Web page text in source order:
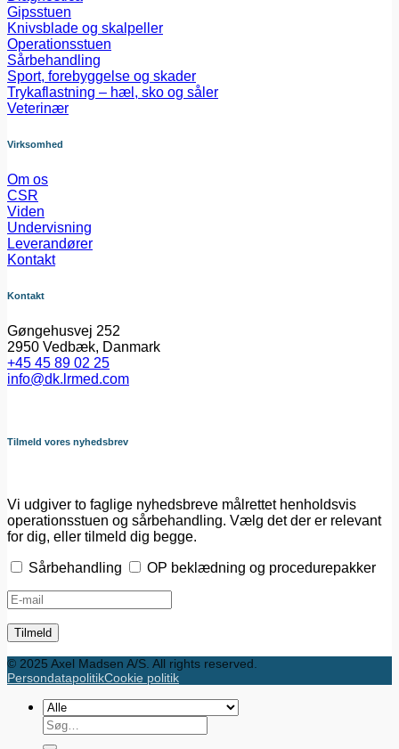
Gipsstuen
Knivsblade og skalpeller
Operationsstuen
Sårbehandling
Sport, forebyggelse og skader
Trykaflastning – hæl, sko og såler
Veterinær
Virksomhed
Om os
CSR
Viden
Undervisning
Leverandører
Kontakt
Kontakt
Gøngehusvej 252
2950 Vedbæk, Danmark
+45 45 89 02 25
info@dk.lrmed.com
Tilmeld vores nyhedsbrev
Vi udgiver to faglige nyhedsbreve målrettet henholdsvis
operationsstuen og sårbehandling. Vælg det der er relevant
for dig, eller tilmeld dig begge.
Sårbehandling OP beklædning og procedurepakker
© 2025 Axel Madsen A/S. All rights reserved.
PersondatapolitikCookie politik
Søg
efter: